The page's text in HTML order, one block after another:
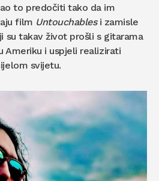
to predočiti tako da im
film Untouchablesi zamisle
su takav život prošli s gitarama
Ameriku i uspjeli realizirati
svijetu.